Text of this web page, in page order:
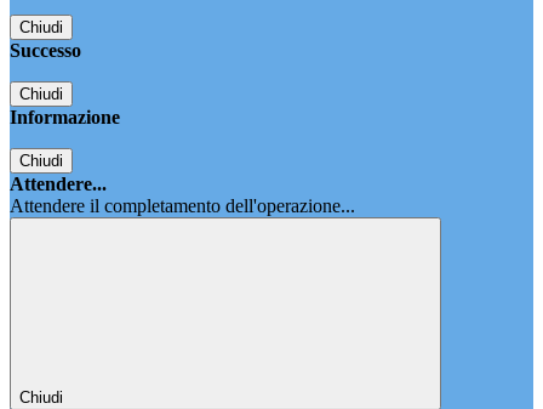
Chiudi
Successo
Chiudi
Informazione
Chiudi
Attendere...
Attendere il completamento dell'operazione...
Chiudi